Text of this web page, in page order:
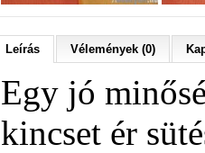
Leírás Vélemények (0)
Egy jó
kincset ér